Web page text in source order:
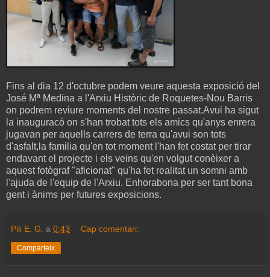
Fins al dia 12 d'octubre podem veure aquesta exposició del
José Mª Medina a l'Arxiu Històric de Roquetes-Nou Barris
on podrem reviure moments del nostre passat.Avui ha sigut
la inauguracó on s'han trobat tots els amics qu'anys enrera
jugavan per aquells carrers de terra qu'avui son tots
d'asfalt,la familia qu'en tot moment l'han fet costat per tirar
endavant el projecte i els veins qu'en volgut conèixer a
aquest fotògraf "aficionat" qu'ha fet realitat un somni amb
l'ajuda de l'equip de l'Arxiu. Enhorabona per ser tant bona
gent i ànims per futures exposicions.
Pili E. G. a 0:43 Cap comentari:
Comparteix